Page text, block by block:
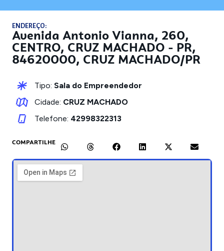
ENDEREÇO:
Avenida Antonio Vianna, 260,
CENTRO, CRUZ MACHADO - PR,
84620000, CRUZ MACHADO/PR
Tipo: Sala do Empreendedor
Cidade: CRUZ MACHADO
Telefone: 42998322313
COMPARTILHE